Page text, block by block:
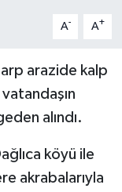
A- A+
arazide kalp
alındı.
köyü ile
akrabalarıyla